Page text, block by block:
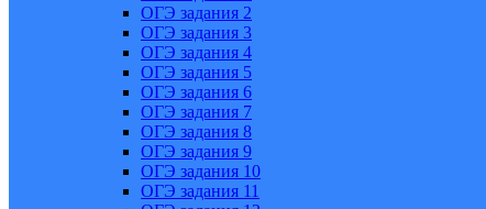
ОГЭ задания 2
ОГЭ задания 3
ОГЭ задания 4
ОГЭ задания 5
ОГЭ задания 6
ОГЭ задания 7
ОГЭ задания 8
ОГЭ задания 9
ОГЭ задания 10
ОГЭ задания 11